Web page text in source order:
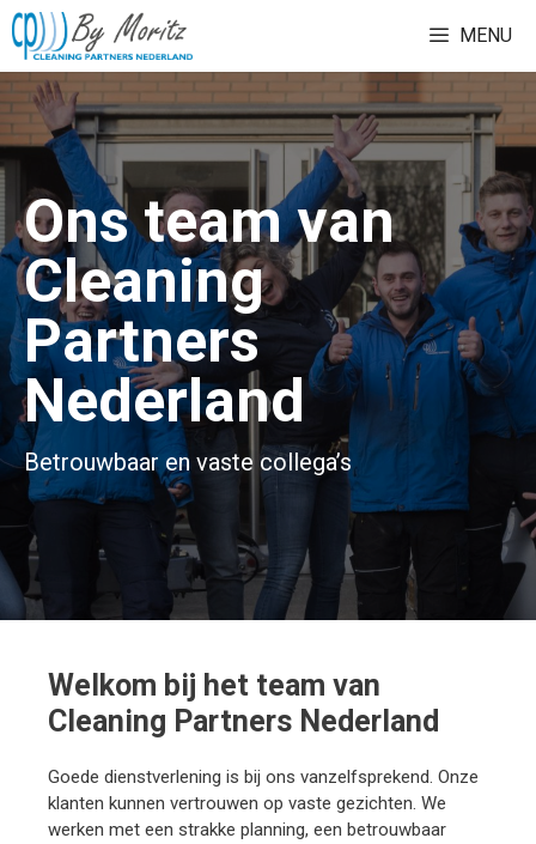
Ga
naar
inhoud
MENU
Ons team van
Cleaning
Partners
Nederland
Betrouwbaar en vaste collega’s
Welkom bij het team van
Cleaning Partners Nederland
Goede dienstverlening is bij ons vanzelfsprekend. Onze
klanten kunnen vertrouwen op vaste gezichten. We
werken met een strakke planning, een betrouwbaar